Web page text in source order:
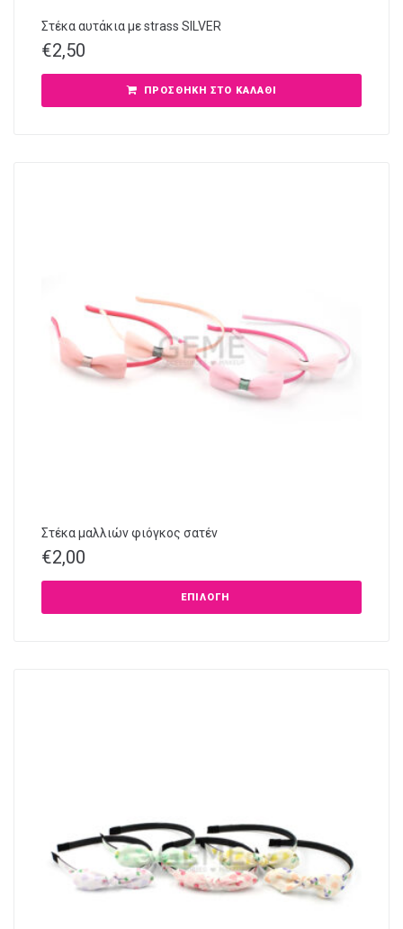
Στέκα αυτάκια με strass SILVER
€2,50
ΠΡΟΣΘΉΚΗ ΣΤΟ ΚΑΛΆΘΙ
Στέκα μαλλιών φιόγκος σατέν
€2,00
ΕΠΙΛΟΓΉ